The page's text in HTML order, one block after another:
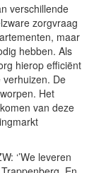
verschillende
zorgvraag
maar
hebben. Als
hierop efficiënt
De
Het
van deze
‘’We leveren